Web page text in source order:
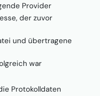
Provider
der zuvor
und übertragene
war
Protokolldaten